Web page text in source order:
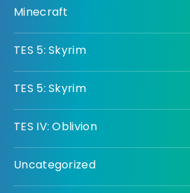
Minecraft
TES 5: Skyrim
TES 5: Skyrim
TES IV: Oblivion
Uncategorized